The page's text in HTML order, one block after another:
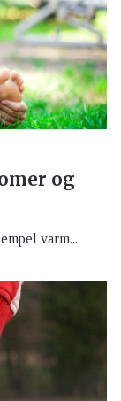
og
varm...